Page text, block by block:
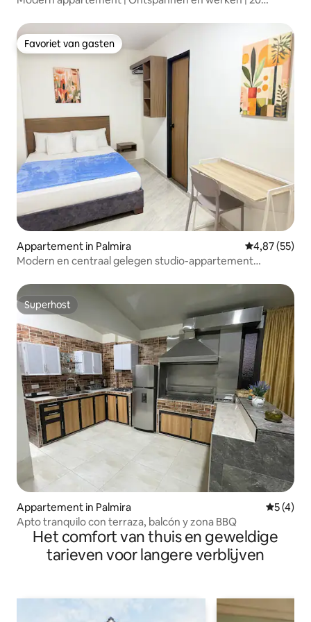
Favoriet van gasten
Favoriet van gasten
Appartement in Palmira Gemiddelde
4,87 (55)
Modern en centraal gelegen studio-appartement
Superhost
Superhost
Appartement in Palmira
5 (4)
Apto tranquilo con terraza, balcón y zona BBQ
Het comfort van thuis en geweldige
tarieven voor langere verblijven